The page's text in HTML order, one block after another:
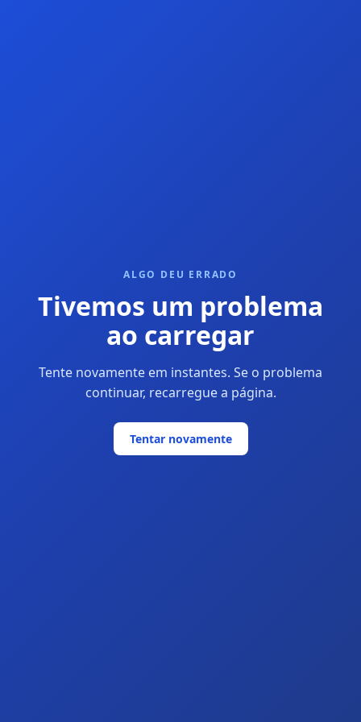
ALGO DEU ERRADO
Tivemos um problema
ao carregar
Tente novamente em instantes. Se o problema
continuar, recarregue a página.
Tentar novamente